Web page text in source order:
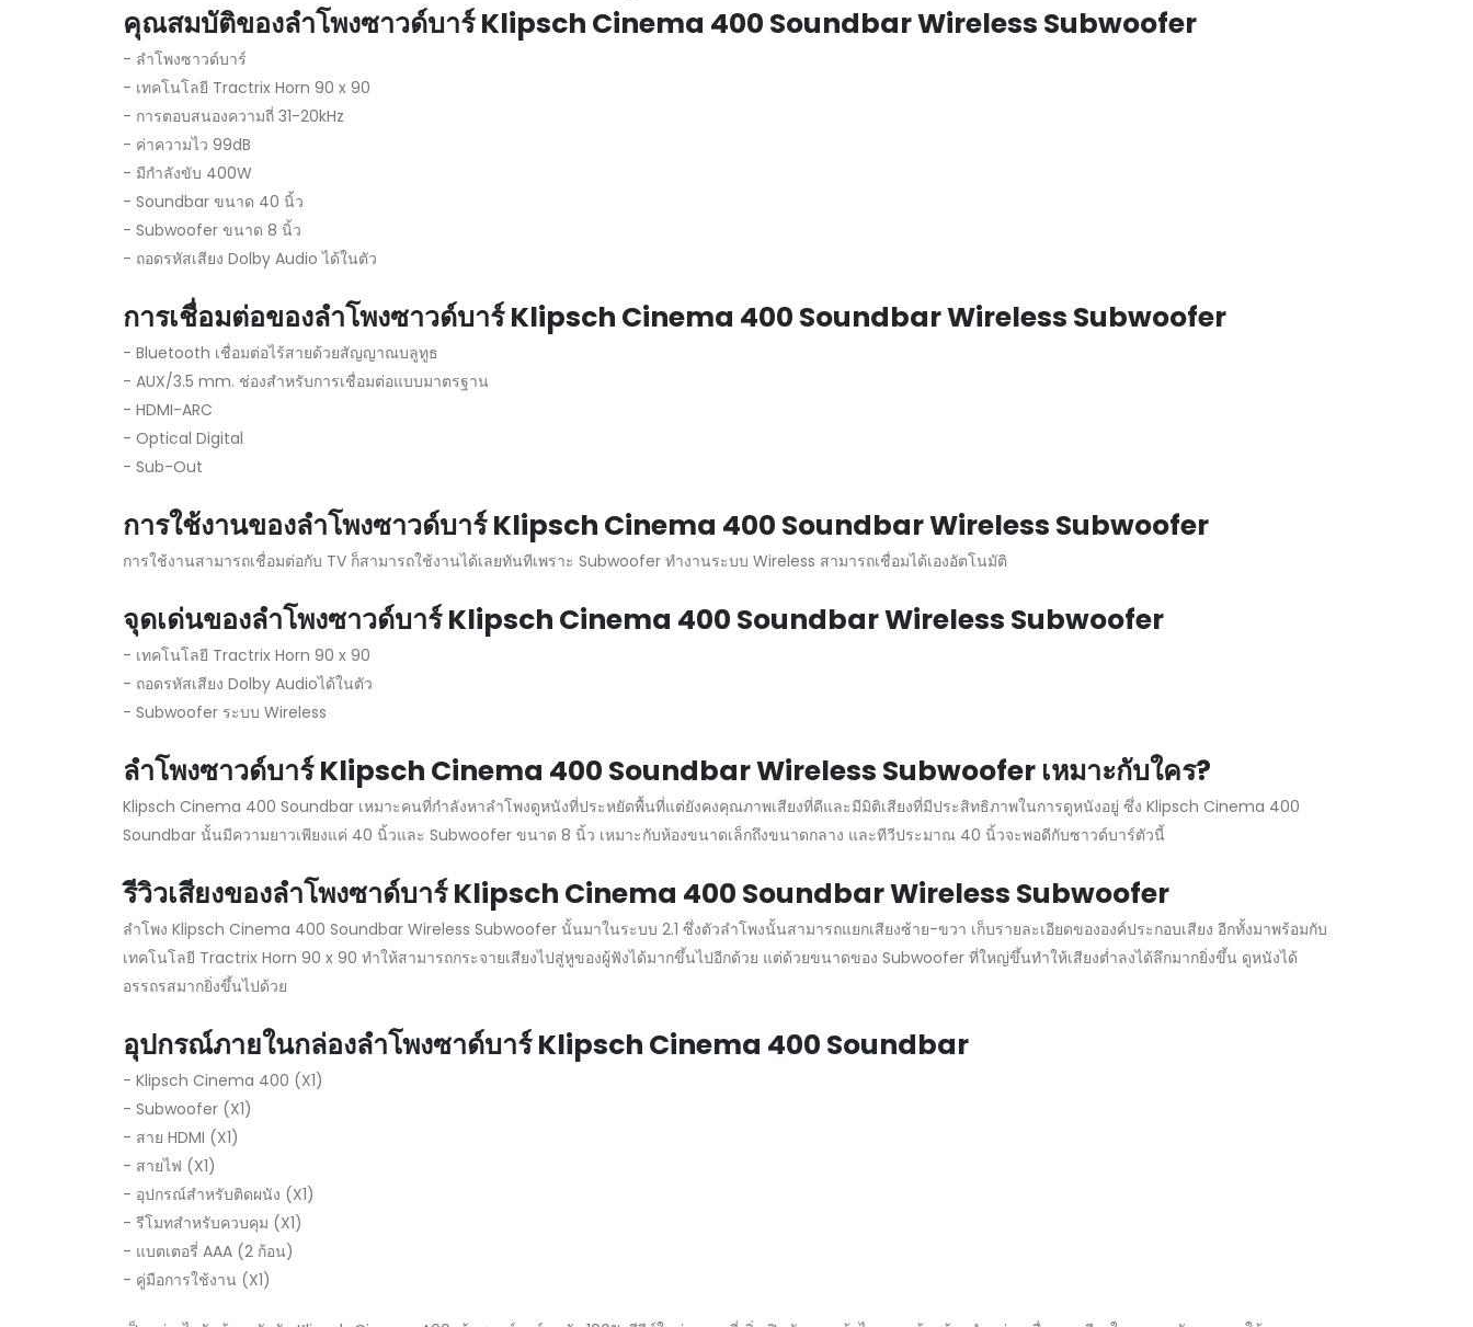
คุณสมบัติของลำโพงซาวด์บาร์ Klipsch Cinema 400 Soundbar Wireless Subwoofer
- ลำโพงซาวด์บาร์
- เทคโนโลยี Tractrix Horn 90 x 90
- การตอบสนองความถี่ 31-20kHz
- ค่าความไว 99dB
- มีกำลังขับ 400W
- Soundbar ขนาด 40 นิ้ว
- Subwoofer ขนาด 8 นิ้ว
- ถอดรหัสเสียง Dolby Audio ได้ในตัว
การเชื่อมต่อของลำโพงซาวด์บาร์ Klipsch Cinema 400 Soundbar Wireless Subwoofer
- Bluetooth เชื่อมต่อไร้สายด้วยสัญญาณบลูทูธ
- AUX/3.5 mm. ช่องสำหรับการเชื่อมต่อแบบมาตรฐาน
- HDMI-ARC
- Optical Digital
- Sub-Out
การใช้งานของลำโพงซาวด์บาร์ Klipsch Cinema 400 Soundbar Wireless Subwoofer
การใช้งานสามารถเชื่อมต่อกับ TV ก็สามารถใช้งานได้เลยทันทีเพราะ Subwoofer ทำงานระบบ Wireless สามารถเชื่อมได้เองอัตโนมัติ
จุดเด่นของลำโพงซาวด์บาร์ Klipsch Cinema 400 Soundbar Wireless Subwoofer
- เทคโนโลยี Tractrix Horn 90 x 90
- ถอดรหัสเสียง Dolby Audioได้ในตัว
- Subwoofer ระบบ Wireless
ลำโพงซาวด์บาร์ Klipsch Cinema 400 Soundbar Wireless Subwoofer เหมาะกับใคร?
Klipsch Cinema 400 Soundbar เหมาะคนที่กำลังหาลำโพงดูหนังที่ประหยัดพื้นที่แต่ยังคงคุณภาพเสียงที่ดีและมีมิติเสียงที่มีประสิทธิภาพในการดูหนังอยู่ ซึ่ง Klipsch Cinema 400
Soundbar นั้นมีความยาวเพียงแค่ 40 นิ้วและ Subwoofer ขนาด 8 นิ้ว เหมาะกับห้องขนาดเล็กถึงขนาดกลาง และทีวีประมาณ 40 นิ้วจะพอดีกับซาวด์บาร์ตัวนี้
รีวิวเสียงของลำโพงซาด์บาร์ Klipsch Cinema 400 Soundbar Wireless Subwoofer
ลำโพง Klipsch Cinema 400 Soundbar Wireless Subwoofer นั้นมาในระบบ 2.1 ซึ่งตัวลำโพงนั้นสามารถแยกเสียงซ้าย-ขวา เก็บรายละเอียดขององค์ประกอบเสียง อีกทั้งมาพร้อมกับ
เทคโนโลยี Tractrix Horn 90 x 90 ทำให้สามารถกระจายเสียงไปสู่หูของผู้ฟังได้มากขึ้นไปอีกด้วย แต่ด้วยขนาดของ Subwoofer ที่ใหญ่ขึ้นทำให้เสียงต่ำลงได้ลึกมากยิ่งขึ้น ดูหนังได้
อรรถรสมากยิ่งขึ้นไปด้วย
อุปกรณ์ภายในกล่องลำโพงซาด์บาร์ Klipsch Cinema 400 Soundbar
- Klipsch Cinema 400 (X1)
- Subwoofer (X1)
- สาย HDMI (X1)
- สายไฟ (X1)
- อุปกรณ์สำหรับติดผนัง (X1)
- รีโมทสำหรับควบคุม (X1)
- แบตเตอรี่ AAA (2 ก้อน)
- คู่มือการใช้งาน (X1)